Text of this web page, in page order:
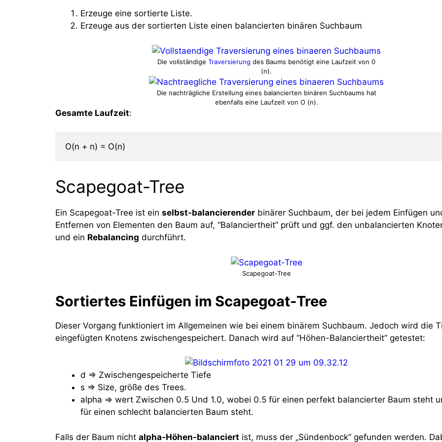
Erzeuge eine sortierte Liste.
Erzeuge aus der sortierten Liste einen balancierten binären Suchbaum
Die vollständige Traversierung des Baums benötigt eine Laufzeit von 0
(n).
Die nachträgliche Erstellung eines balancierten binären Suchbaums hat
ebenfalls eine Laufzeit von O (n).
Gesamte Laufzeit:
O(n + n) = O(n)
Scapegoat-Tree
Ein Scapegoat-Tree ist ein selbst-balancierender binärer Suchbaum, der bei jedem Einfügen
Entfernen von Elementen den Baum auf, “Balanciertheit” prüft und ggf. den unbalancierten
und ein Rebalancing durchführt.
Scapegoat-Tree
Sortiertes Einfügen im Scapegoat-Tree
Dieser Vorgang funktioniert im Allgemeinen wie bei einem binärem Suchbaum. Jedoch wird die
eingefügten Knotens zwischengespeichert. Danach wird auf “Höhen-Balanciertheit” getestet:
d ⇒ Zwischengespeicherte Tiefe
s ⇒ Size, größe des Trees.
alpha ⇒ wert Zwischen 0.5 Und 1.0, wobei 0.5 für einen perfekt balancierter Baum steht
für einen schlecht balancierten Baum steht.
Falls der Baum nicht alpha-Höhen-balanciert ist, muss der „Sündenbock” gefunden werden.